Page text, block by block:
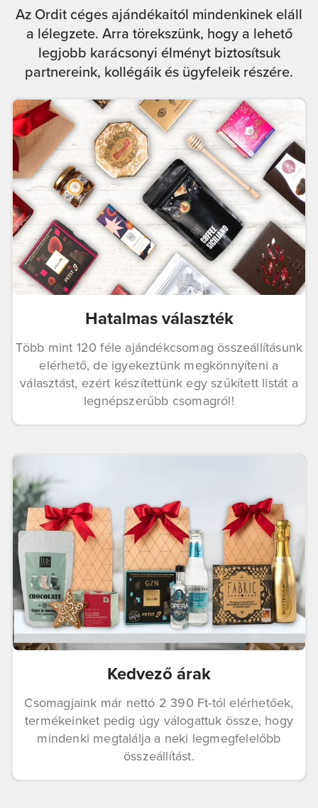
Az Ordit céges ajándékaitól mindenkinek eláll
a lélegzete. Arra törekszünk, hogy a lehető
legjobb karácsonyi élményt biztosítsuk
partnereink, kollégáik és ügyfeleik részére.
Hatalmas választék​
Több mint 120 féle ajándékcsomag összeállításunk
elérhető, de igyekeztünk megkönnyíteni a
választást, ezért készítettünk egy szűkített listát a
legnépszerűbb csomagról!
Kedvező árak
Csomagjaink már nettó 2 390 Ft-tól elérhetőek,
termékeinket pedig úgy válogattuk össze, hogy
mindenki megtalálja a neki legmegfelelőbb
összeállítást.